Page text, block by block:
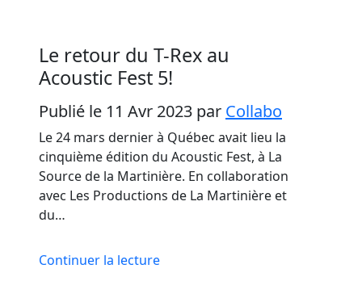
Le retour du T-Rex au
Acoustic Fest 5!
Publié le 11 Avr 2023 par Collabo
Le 24 mars dernier à Québec avait lieu la
cinquième édition du Acoustic Fest, à La
Source de la Martinière. En collaboration
avec Les Productions de La Martinière et
du…
Continuer la lecture